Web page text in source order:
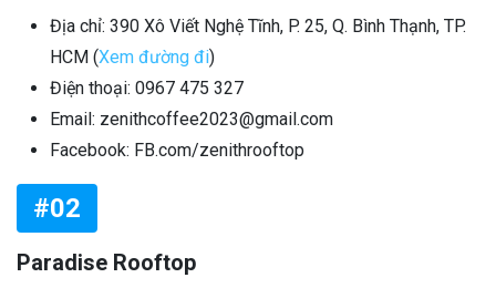
Địa chỉ: 390 Xô Viết Nghệ Tĩnh, P. 25, Q. Bình Thạnh, TP.
HCM (Xem đường đi)
Điện thoại: 0967 475 327
Email: zenithcoffee2023@gmail.com
Facebook: FB.com/zenithrooftop
#02
Paradise Rooftop